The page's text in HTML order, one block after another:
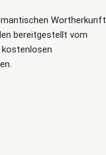
Wortherkunft
bereitgestellt vom
kostenlosen